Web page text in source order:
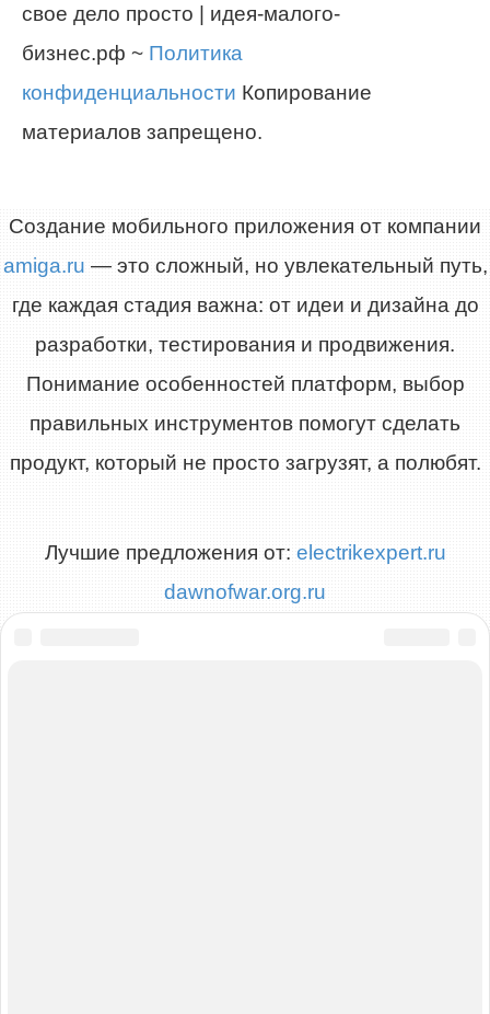
свое дело просто | идея-малого-
бизнес.рф ~ Политика
конфиденциальности Копирование
материалов запрещено.
Создание мобильного приложения от компании
amiga.ru — это сложный, но увлекательный путь,
где каждая стадия важна: от идеи и дизайна до
разработки, тестирования и продвижения.
Понимание особенностей платформ, выбор
правильных инструментов помогут сделать
продукт, который не просто загрузят, а полюбят.
Лучшие предложения от: electrikexpert.ru
dawnofwar.org.ru